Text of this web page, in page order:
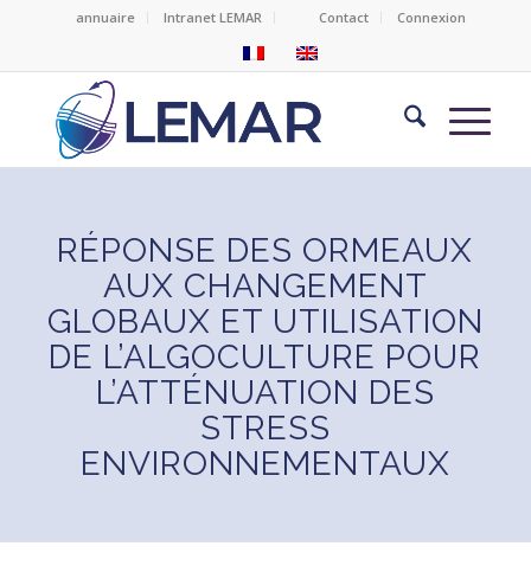
annuaire Intranet LEMAR Contact Connexion
RÉPONSE DES ORMEAUX
AUX CHANGEMENT
GLOBAUX ET UTILISATION
DE L’ALGOCULTURE POUR
L’ATTÉNUATION DES
STRESS
ENVIRONNEMENTAUX